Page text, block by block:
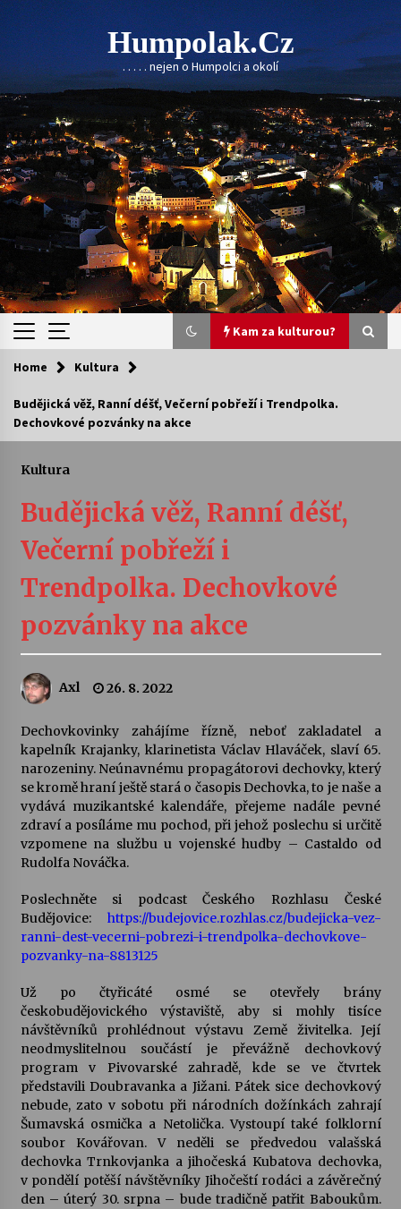
Skip
to
content
Humpolak.cz
. . . . . nejen o Humpolci a okolí
Kam za kulturou?
Kam za kulturou?
Letní koncerty ve Stromovce: Ars Camerata a
Vernisáž výstavy Josefíny Duškové: Stávám se
30. 7. 2026
Veselí muzikanti
šedesátka: 28. 7.–1. 8. 2026
Letní koncerty ve Stromovce: Kolchoz a
Jenakaši
28. 7. 2026
Votavžatský ploty
Letní koncerty ve Stromovce: Rufus Miller
22. 7. 2026
Vysočinka
17. 7. 2026
Ozvěny prázdnin
14. 7. 2026
Za kulturou kousek za Humpolec. V Želivě ožije
odkaz Josefa Čapka
13. 7. 2026
Home Kultura
Budějická věž, Ranní déšť, Večerní pobřeží i Trendpolka.
Dechovkové pozvánky na akce
Kultura
Budějická věž, Ranní déšť,
Večerní pobřeží i
Trendpolka. Dechovkové
pozvánky na akce
Axl 26. 8. 2022
Dechovkovinky zahájíme řízně, neboť zakladatel a
kapelník Krajanky, klarinetista Václav Hlaváček, slaví 65.
narozeniny. Neúnavnému propagátorovi dechovky, který
se kromě hraní ještě stará o časopis Dechovka, to je naše a
vydává muzikantské kalendáře, přejeme nadále pevné
zdraví a posíláme mu pochod, při jehož poslechu si určitě
vzpomene na službu u vojenské hudby – Castaldo od
Rudolfa Nováčka.
Poslechněte si podcast Českého Rozhlasu České
Budějovice: https://budejovice.rozhlas.cz/budejicka-vez-
ranni-dest-vecerni-pobrezi-i-trendpolka-dechovkove-
pozvanky-na-8813125
Už po čtyřicáté osmé se otevřely brány
českobudějovického výstaviště, aby si mohly tisíce
návštěvníků prohlédnout výstavu Země živitelka. Její
neodmyslitelnou součástí je převážně dechovkový
program v Pivovarské zahradě, kde se ve čtvrtek
představili Doubravanka a Jižani. Pátek sice dechovkový
nebude, zato v sobotu při národních dožínkách zahrají
Šumavská osmička a Netolička. Vystoupí také folklorní
soubor Kovářovan. V neděli se předvedou valašská
dechovka Trnkovjanka a jihočeská Kubatova dechovka,
v pondělí potěší návštěvníky Jihočeští rodáci a závěrečný
den – úterý 30. srpna – bude tradičně patřit Baboukům.